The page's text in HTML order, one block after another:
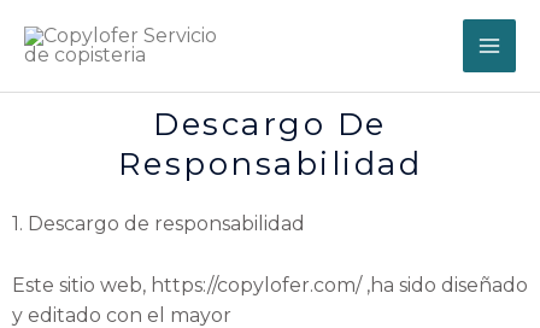
Descargo De
Responsabilidad
1. Descargo de responsabilidad
Este sitio web, https://copylofer.com/ ,ha sido diseñado
y editado con el mayor